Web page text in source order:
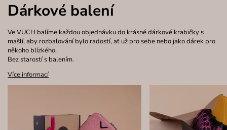
Dárkové balení
Ve VUCH balíme každou objednávku do krásné dárkové krabičky s
mašlí, aby rozbalování bylo radostí, ať už pro sebe nebo jako dárek pro
někoho blízkého.
Bez starostí s balením.
Více informací